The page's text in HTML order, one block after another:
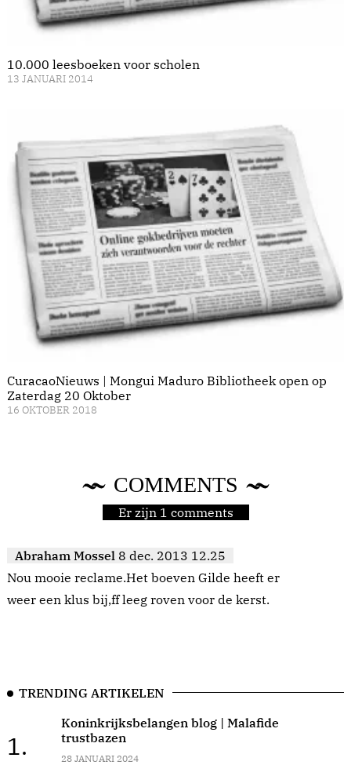
10.000 leesboeken voor scholen
13 JANUARI 2014
CuracaoNieuws | Mongui Maduro Bibliotheek open op
Zaterdag 20 Oktober
16 OKTOBER 2018
COMMENTS
Er zijn 1 comments
Abraham Mossel 8 dec. 2013 12.25
Nou mooie reclame.Het boeven Gilde heeft er
weer een klus bij,ff leeg roven voor de kerst.
TRENDING ARTIKELEN
1.
Koninkrijksbelangen blog | Malafide
trustbazen
28 JANUARI 2024